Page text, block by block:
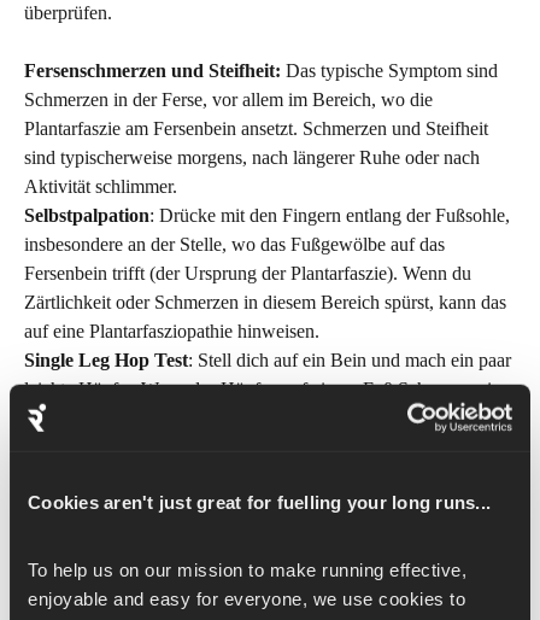
Cookies aren't just great for fuelling your long runs...
To help us on our mission to make running effective,
enjoyable and easy for everyone, we use cookies to
überprüfen.
Fersenschmerzen und Steifheit: Das typische Symptom sind
Schmerzen in der Ferse, vor allem im Bereich, wo die
Plantarfaszie am Fersenbein ansetzt. Schmerzen und Steifheit
sind typischerweise morgens, nach längerer Ruhe oder nach
Aktivität schlimmer.
Selbstpalpation: Drücke mit den Fingern entlang der Fußsohle,
insbesondere an der Stelle, wo das Fußgewölbe auf das
Fersenbein trifft (der Ursprung der Plantarfaszie). Wenn du
Zärtlichkeit oder Schmerzen in diesem Bereich spürst, kann das
auf eine Plantarfasziopathie hinweisen.
Single Leg Hop Test: Stell dich auf ein Bein und mach ein paar
leichte Hüpfer. Wenn das Hüpfen auf einem Fuß Schmerzen in
der Ferse oder im Fußgewölbe hervorruft, könnte das ein
Schmerzunterschiede festzustellen.
deine Ferse langsam vom Boden ab, indem du auf dem
Fußballen balancierst. Führe diese Bewegung mehrere Male